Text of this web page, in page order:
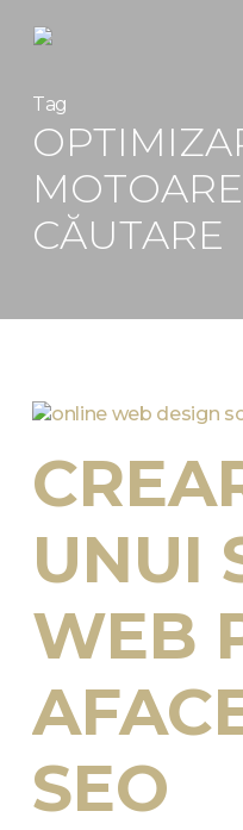
Tag
CĂUTARE
UNUI
WEB
SEO